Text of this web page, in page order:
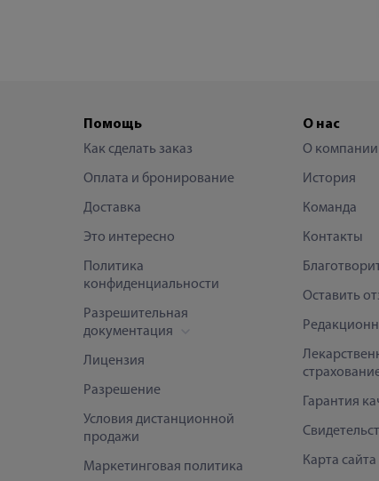
Помощь
Как сделать заказ
Оплата и бронирование
Доставка
Это интересно
Политика
конфиденциальности
Разрешительная
документация
Лицензия
Разрешение
Условия дистанционной
продажи
Маркетинговая политика
О нас
О компании
История
Команда
Контакты
Оставить
Гарантия
Карта сайта